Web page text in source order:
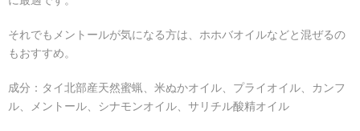
それでもメントールが気になる方は、ホホバオイルなどと混ぜるの
もおすすめ。
成分：タイ北部産天然蜜蝋、米ぬかオイル、プライオイル、カンフ
ル、メントール、シナモンオイル、サリチル酸精オイル